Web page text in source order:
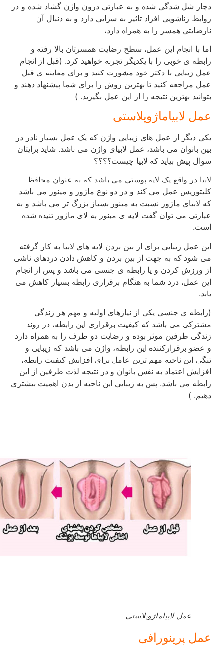
دچار شل شدگی شده و به عبارتی درون واژن گشاد شده و در
روابط زناشویی افراد تاثیر به سزایی دارد و به دنبال آن
نارضایتی همسر را به همراه دارد،
اما با انجام این عمل، سطح رضایت همسرتان بالا رفته و
رابطه ی خوبی را با یکدیگر تجربه خواهید کرد. (قبل از انجام
عمل زیبایی با دکتر خود مشورت کنید و برای معاینه ی قبل
عمل مراجعه کنید تا بهترین روش را برای شما پیشنهاد دهند و
بتوانید بهترین نتیجه را از این عمل بگیرید. )
عمل لابیاماژوپلاستی
یکی دیگر از عمل های زیبایی واژن که یک عمل بسیار نادر در
بین بانوان می باشد، عمل لابیای واژن می باشد. شاید برایتان
سوال پیش بیاید که لابیا چیست؟؟؟؟
لابیا در واقع یک لایه پوستی می باشد که به عنوان محافظ
کلیتوریس عمل می کند و در دو نوع ماژور و مینور می باشد
که لابیای ماژور نسبت به مینور بسیاز بزرگ تر می باشد و به
عبارتی می توان گفت لایه ی مینور به لای ماژور تنیده شده
است.
این عمل زیبایی برای از بین بردن لایه های لابیا به کار گرفته
می شود که به جهت از بین بردن و کاهش دادن دردهای ناشی
از ورزش کردن و یا رابطه ی جنسی می باشد و پس از انجام
این عمل، درد شما به هنگام برقراری رابطه بسیار کاهش می
یابد.
(رابطه ی جنسی یکی از نیازهای اولیه و مهم هر زندگی
مشترکی می باشد که کیفیت برقراری این رابطه، در روند
زندگی طرفین موثر بوده و رضایت دو طرف را به همراه دارد
و عضو برقرارکننده این رابطه، واژن می باشد که زیبایی و
تنگی این ناحیه مهم ترین عامل برای افزایش کیفیت رابطه،
افزایش اعتماد به نفس بانوان و در نتیجه لذت طرفین از این
رابطه می باشد. پس به زیبایی این ناحیه از بدن اهمیت بیشتری
دهیم. )
عمل لابیاماژوپلاستی
عمل پرینورافی